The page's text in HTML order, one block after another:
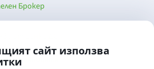
сайт използва
Брокер
от Банка ДСК
на страницата